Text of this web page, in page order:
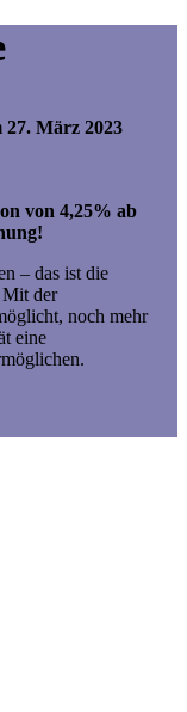
27. März 2023
von 4,25% ab
– das ist die
Mit der
noch mehr
eine